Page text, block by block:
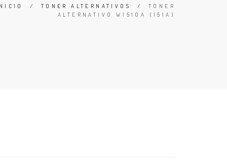
/ TONER ALTERNATIVOS / TONER
ALTERNATIVO W1510A (151A)